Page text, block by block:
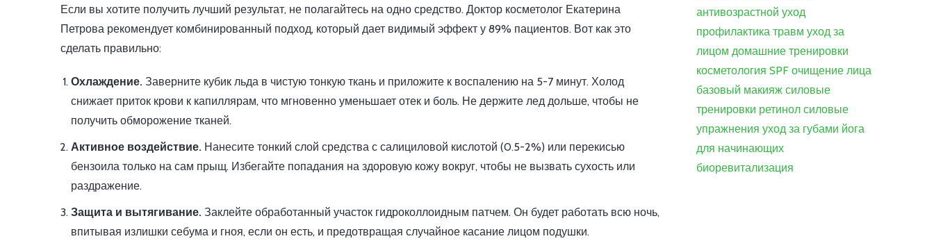
Если вы хотите получить лучший результат, не полагайтесь на одно средство. Доктор косметолог Екатерина
Петрова рекомендует комбинированный подход, который дает видимый эффект у 89% пациентов. Вот как это
сделать правильно:
Охлаждение. Заверните кубик льда в чистую тонкую ткань и приложите к воспалению на 5-7 минут. Холод
снижает приток крови к капиллярам, что мгновенно уменьшает отек и боль. Не держите лед дольше, чтобы не
получить обморожение тканей.
Активное воздействие. Нанесите тонкий слой средства с салициловой кислотой (0.5-2%) или перекисью
бензоила только на сам прыщ. Избегайте попадания на здоровую кожу вокруг, чтобы не вызвать сухость или
раздражение.
Защита и вытягивание. Заклейте обработанный участок гидроколлоидным патчем. Он будет работать всю ночь,
впитывая излишки себума и гноя, если он есть, и предотвращая случайное касание лицом подушки.
антивозрастной уход
профилактика травм уход за
лицом домашние тренировки
косметология SPF очищение лица
базовый макияж силовые
тренировки ретинол силовые
упражнения уход за губами йога
для начинающих
биоревитализация